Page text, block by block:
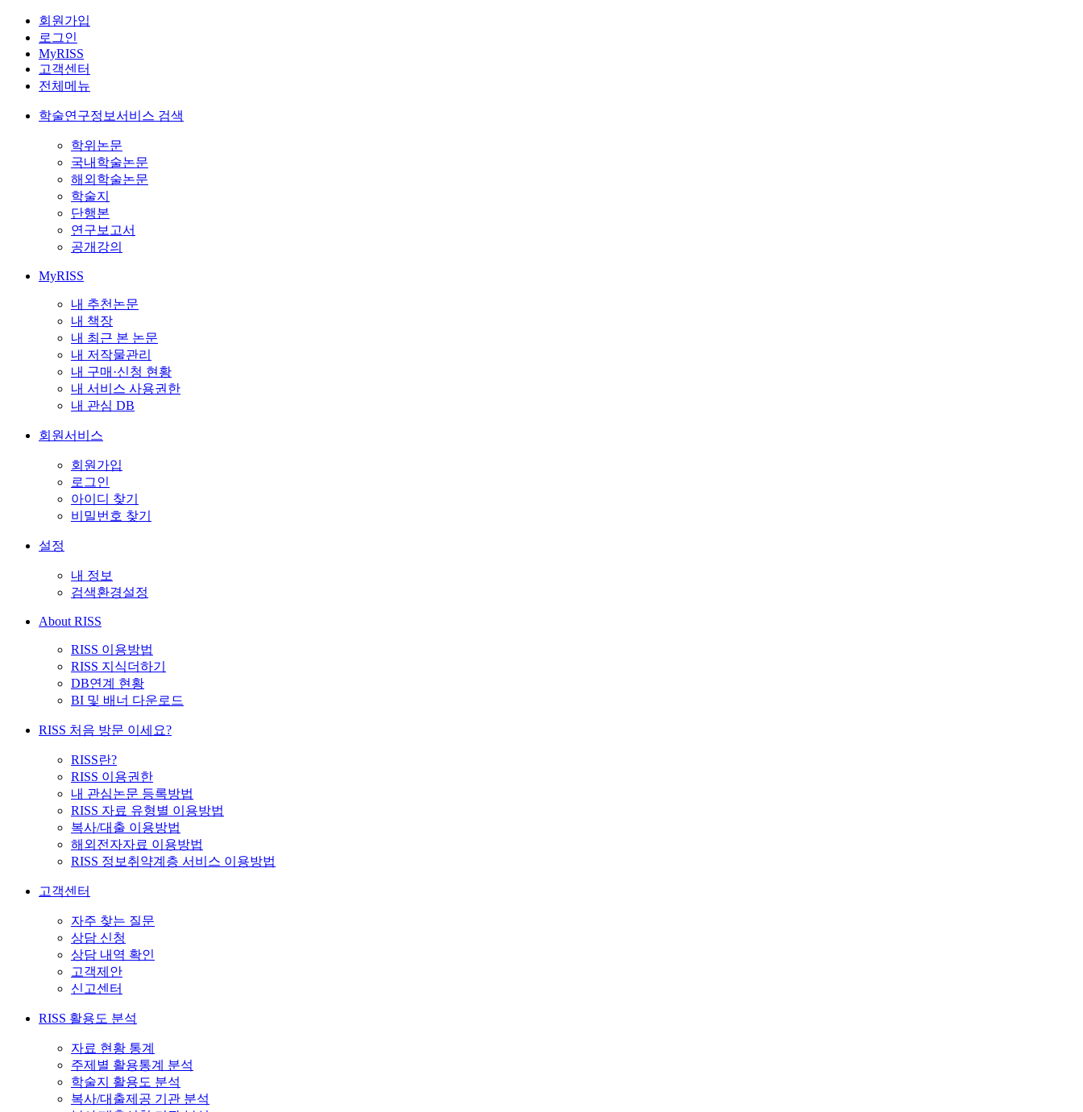
회원가입
로그인
MyRISS
고객센터
전체메뉴
학술연구정보서비스 검색
학위논문
국내학술논문
해외학술논문
학술지
단행본
연구보고서
공개강의
MyRISS
내 추천논문
내 책장
내 최근 본 논문
내 저작물관리
내 구매·신청 현황
내 서비스 사용권한
내 관심 DB
회원서비스
회원가입
로그인
아이디 찾기
비밀번호 찾기
설정
내 정보
검색환경설정
About RISS
RISS 이용방법
RISS 지식더하기
DB연계 현황
BI 및 배너 다운로드
RISS 처음 방문 이세요?
RISS란?
RISS 이용권한
내 관심논문 등록방법
RISS 자료 유형별 이용방법
복사/대출 이용방법
해외전자자료 이용방법
RISS 정보취약계층 서비스 이용방법
고객센터
자주 찾는 질문
상담 신청
상담 내역 확인
고객제안
신고센터
RISS 활용도 분석
자료 현황 통계
주제별 활용통계 분석
학술지 활용도 분석
복사/대출제공 기관 분석